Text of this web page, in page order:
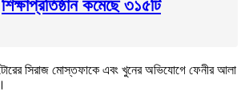
শিক্ষাপ্রতিষ্ঠান কমেছে ৩১৫টি
সিরাজ মোস্তফাকে এবং খুনের অভিযোগে ফেনীর আলা